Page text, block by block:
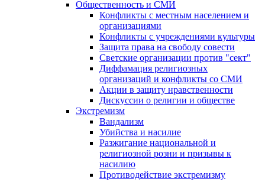
Общественность и СМИ
Конфликты с местным населением и
организациями
Конфликты с учреждениями культуры
Защита права на свободу совести
Светские организации против "сект"
Диффамация религиозных
организаций и конфликты со СМИ
Акции в защиту нравственности
Дискуссии о религии и обществе
Экстремизм
Вандализм
Убийства и насилие
Разжигание национальной и
религиозной розни и призывы к
насилию
Противодействие экстремизму